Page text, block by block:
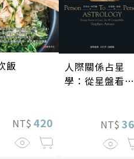
飯
NT$ 420
人際關係占星
學：從星盤看見
NT$